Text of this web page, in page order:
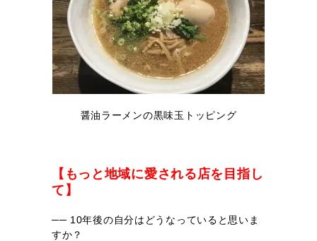
醤油ラーメンの黒味玉トッピング
【もっと地域に愛される店を目指し
て】
── 10年後の自分はどうなっていると思いま
すか？